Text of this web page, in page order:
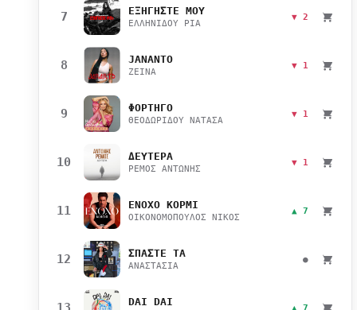
7 ΕΞΗΓΗΣΤΕ ΜΟΥ
ΕΛΛΗΝΙΔΟΥ ΡΙΑ
▼ 2
8 JANANTO
ZEINA
▼ 1
9 ΦΟΡΤΗΓΟ
ΘΕΟΔΩΡΙΔΟΥ ΝΑΤΑΣΑ
▼ 1
10 ΔΕΥΤΕΡΑ
ΡΕΜΟΣ ΑΝΤΩΝΗΣ
▼ 1
11 ΕΝΟΧΟ ΚΟΡΜΙ
ΟΙΚΟΝΟΜΟΠΟΥΛΟΣ ΝΙΚΟΣ
▲ 7
12 ΣΠΑΣΤΕ ΤΑ
ΑΝΑΣΤΑΣΙΑ
●
DAI DAI ▲ 7